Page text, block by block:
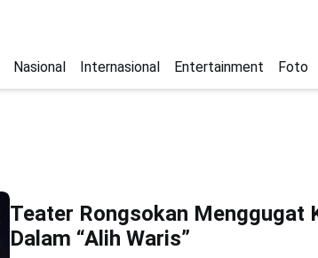
Nasional Internasional Entertainment Foto
Teater Rongsokan Menggugat
Dalam “Alih Waris”